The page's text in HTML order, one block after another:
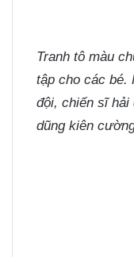
Tranh tô màu
tập cho các bé.
đội, chiến sĩ hải
dũng kiên